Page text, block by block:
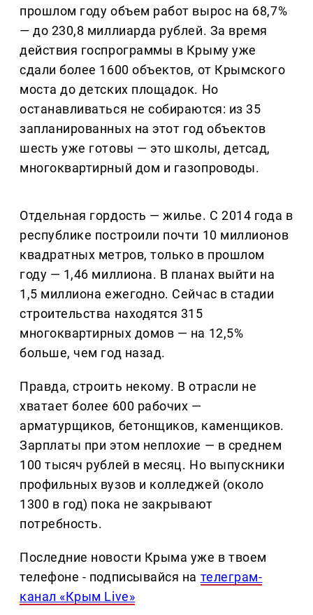
прошлом году объем работ вырос на 68,7%
— до 230,8 миллиарда рублей. За время
действия госпрограммы в Крыму уже
сдали более 1600 объектов, от Крымского
моста до детских площадок. Но
останавливаться не собираются: из 35
запланированных на этот год объектов
шесть уже готовы — это школы, детсад,
многоквартирный дом и газопроводы.
Отдельная гордость — жилье. С 2014 года в
республике построили почти 10 миллионов
квадратных метров, только в прошлом
году — 1,46 миллиона. В планах выйти на
1,5 миллиона ежегодно. Сейчас в стадии
строительства находятся 315
многоквартирных домов — на 12,5%
больше, чем год назад.
Правда, строить некому. В отрасли не
хватает более 600 рабочих —
арматурщиков, бетонщиков, каменщиков.
Зарплаты при этом неплохие — в среднем
100 тысяч рублей в месяц. Но выпускники
профильных вузов и колледжей (около
1300 в год) пока не закрывают
потребность.
Последние новости Крыма уже в твоем
телефоне - подписывайся на телеграм-
канал «Крым Live»